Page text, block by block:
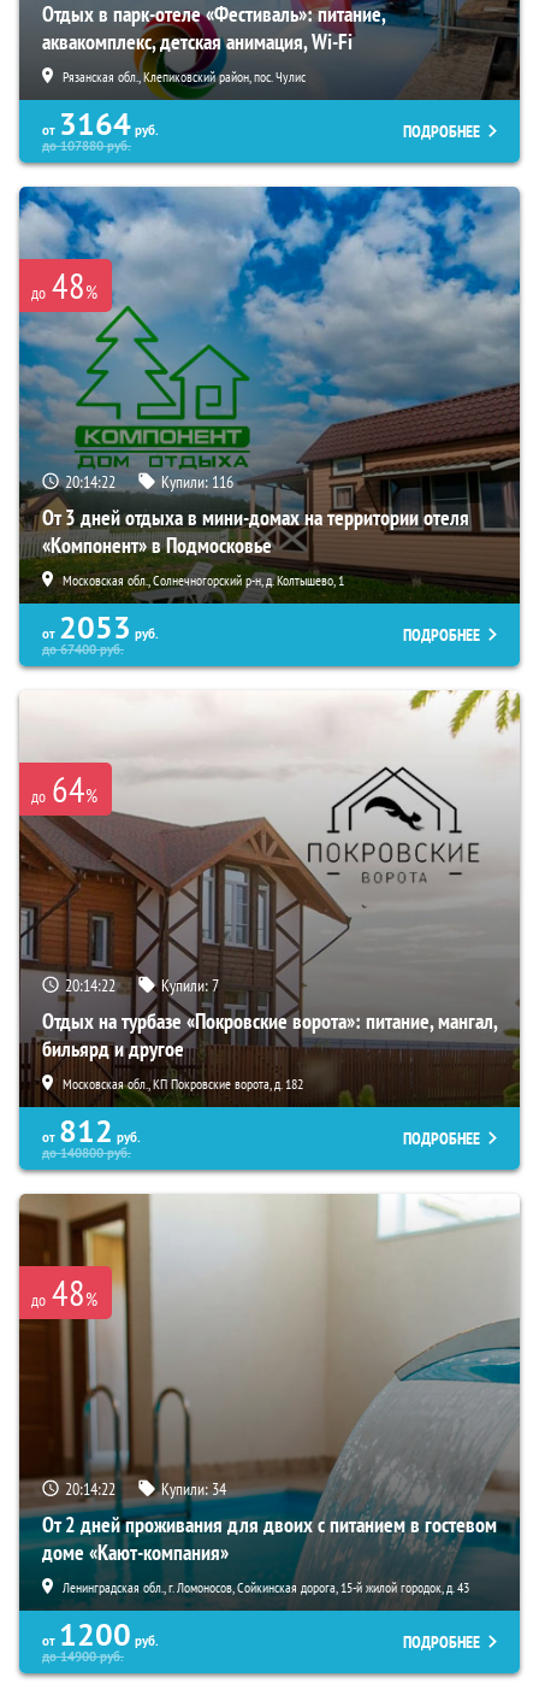
Отдых в парк-отеле «Фестиваль»: питание,
аквакомплекс, детская анимация, Wi-Fi
Рязанская обл., Клепиковский район, пос. Чулис
от 3164 руб.
до107880руб.
ПОДРОБНЕЕ
до 48%
20:14:20 Купили: 116
От 3 дней отдыха в мини-домах на территории отеля
«Компонент» в Подмосковье
Московская обл., Солнечногорский р-н, д. Колтышево, 1
от 2053 руб.
до67400руб.
ПОДРОБНЕЕ
до 64%
20:14:20 Купили:7
Отдых на турбазе «Покровские ворота»: питание, мангал,
бильярд и другое
Московская обл., КП Покровские ворота, д. 182
от 812 руб.
до140800руб.
ПОДРОБНЕЕ
до 48%
20:14:20 Купили:34
От 2 дней проживания для двоих с питанием в гостевом
доме «Кают-компания»
Ленинградская обл., г. Ломоносов, Сойкинская дорога, 15-й жилой городок, д. 43
от 1200 руб.
до14900руб.
ПОДРОБНЕЕ